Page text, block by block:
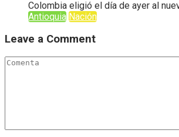
Colombia eligió el día de ayer al
Antioquia Nación
Leave a Comment